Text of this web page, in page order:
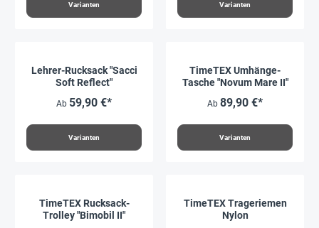
Varianten Varianten
Lehrer-Rucksack "Sacci
Soft Reflect"
Ab 59,90 €*
Varianten
TimeTEX Umhänge-
Tasche "Novum Mare II"
Ab 89,90 €*
Varianten
TimeTEX Rucksack-
Trolley "Bimobil II"
TimeTEX Trageriemen
Nylon